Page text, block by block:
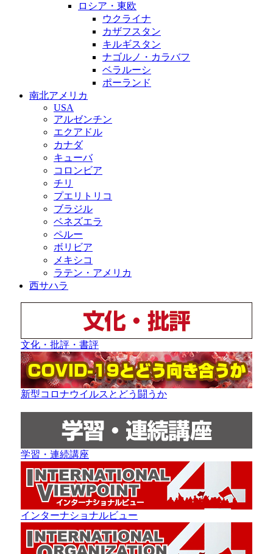
ロシア・東欧
ウクライナ
カザフスタン
キルギスタン
ナゴルノ・カラバフ
ベラルーシ
ポーランド
南北アメリカ
USA
アルゼンチン
エクアドル
カナダ
キューバ
コロンビア
チリ
プエリトリコ
ブラジル
ベネズエラ
ペルー
ボリビア
メキシコ
ラテン・アメリカ
西サハラ
文化・批評・書評
新型コロナウイルスとどう闘うか
学習・連続講座
インターナショナルビュー